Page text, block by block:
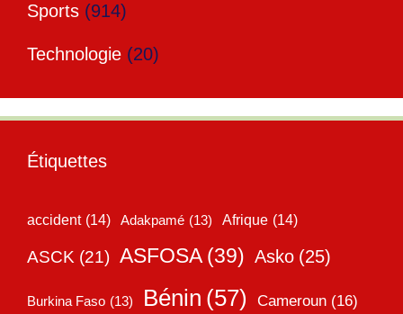
Sports (914)
Technologie (20)
Étiquettes
accident (14) Adakpamé (13) Afrique (14)
ASCK (21) ASFOSA (39) Asko (25)
Burkina Faso (13) Bénin (57) Cameroun (16)